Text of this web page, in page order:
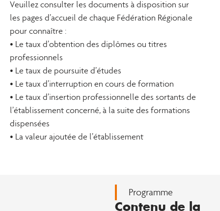
Veuillez consulter les documents à disposition sur
les pages d’accueil de chaque Fédération Régionale
pour connaître :
• Le taux d’obtention des diplômes ou titres
professionnels
• Le taux de poursuite d’études
• Le taux d’interruption en cours de formation
• Le taux d’insertion professionnelle des sortants de
l’établissement concerné, à la suite des formations
dispensées
• La valeur ajoutée de l’établissement
Programme
Contenu de la